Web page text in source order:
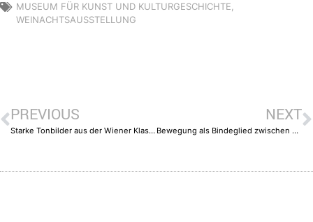
MUSEUM FÜR KUNST UND KULTURGESCHICHTE,
WEINACHTSAUSSTELLUNG
PREVIOUS
Starke Tonbilder aus der Wiener Klassik
NEXT
Bewegung als Bindeglied zwischen Kunst und Gesundheit